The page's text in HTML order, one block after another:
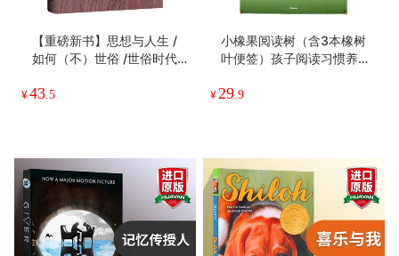
【重磅新书】思想与人生 /
如何（不）世俗 /世俗时代
¥43.5
小橡果阅读树（含3本橡树
叶便签）孩子阅读习惯养成
¥29.9